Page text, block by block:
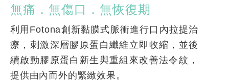
無痛．無傷口．無恢復期
利用Fotona創新黏膜式脈衝進行口內拉提治
療，刺激深層膠原蛋白纖維立即收縮，並後
續啟動膠原蛋白新生與重組來改善法令紋，
提供由內而外的緊緻效果。